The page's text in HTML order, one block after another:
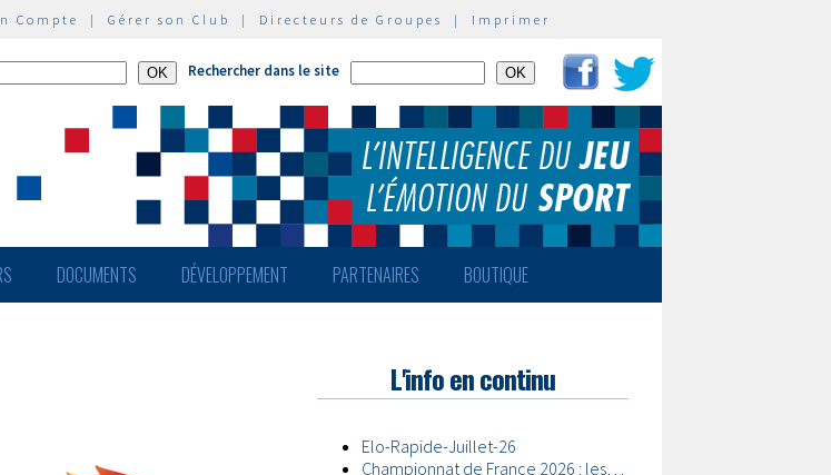
Compte | Gérer son Club | Directeurs de Groupes | Imprimer
Rechercher dans le site
DOCUMENTS DÉVELOPPEMENT PARTENAIRES BOUTIQUE
L'info en continu